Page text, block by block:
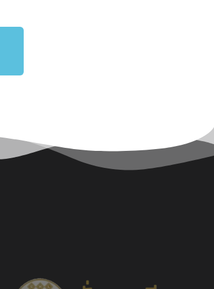
รับเหมา ผลิตและติดตั้ง งานประตูทุกระบบ